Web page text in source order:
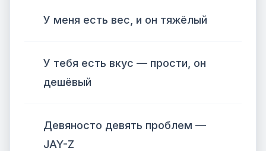
У меня есть вес, и он тяжёлый
У тебя есть вкус — прости, он
дешёвый
Девяносто девять проблем —
JAY-Z